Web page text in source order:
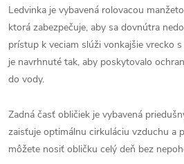
Ledvinka je vybavená rolovacou
ktorá zabezpečuje, aby sa dovnútra
prístup k veciam slúži vonkajšie vrecko
je navrhnuté tak, aby poskytovalo
do vody.
Zadná časť obličiek je vybavená
zaisťuje optimálnu cirkuláciu vzduchu a
môžete nosiť obličku celý deň bez